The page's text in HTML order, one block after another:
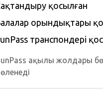
қосылған
орындықтары
транспондері
ақылы жолдары